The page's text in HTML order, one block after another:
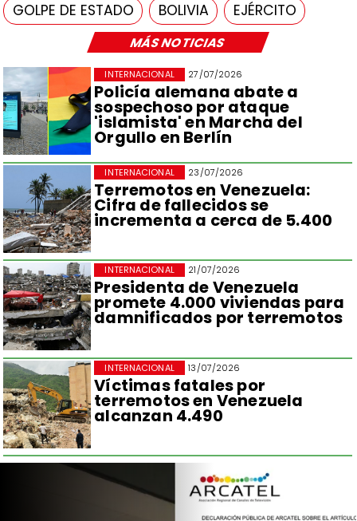
MÁS NOTICIAS
27/07/2026
Policía alemana abate a
sospechoso por ataque
'islamista' en Marcha del
Orgullo en Berlín
INTERNACIONAL
23/07/2026
Terremotos en Venezuela:
Cifra de fallecidos se
incrementa a cerca de 5.400
INTERNACIONAL
21/07/2026
Presidenta de Venezuela
promete 4.000 viviendas para
damnificados por terremotos
INTERNACIONAL
13/07/2026
Víctimas fatales por
terremotos en Venezuela
alcanzan 4.490
INTERNACIONAL
GOLPE DE ESTADO BOLIVIA EJÉRCITO